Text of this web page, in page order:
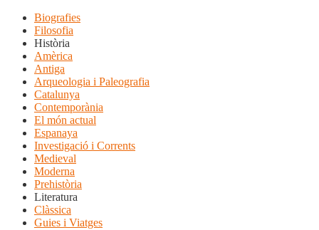
Biografies
Filosofia
Història
Amèrica
Antiga
Arqueologia i Paleografia
Catalunya
Contemporània
El món actual
Espanaya
Investigació i Corrents
Medieval
Moderna
Prehistòria
Literatura
Clàssica
Guies i Viatges